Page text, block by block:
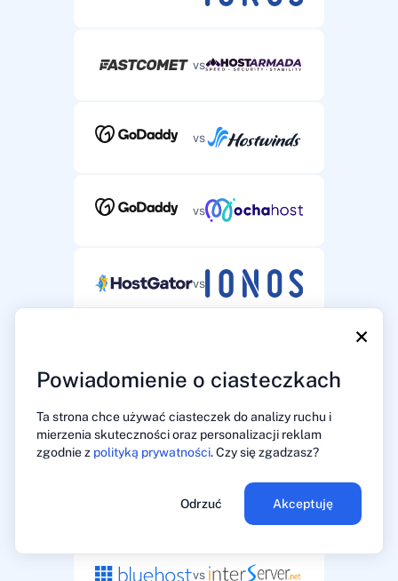
×
Powiadomienie o ciasteczkach
Ta strona chce używać ciasteczek do analizy ruchu i
mierzenia skuteczności oraz personalizacji reklam
zgodnie z polityką prywatności. Czy się zgadzasz?
Odrzuć Akceptuję
vs
vs
vs
vs
vs
vs
vs